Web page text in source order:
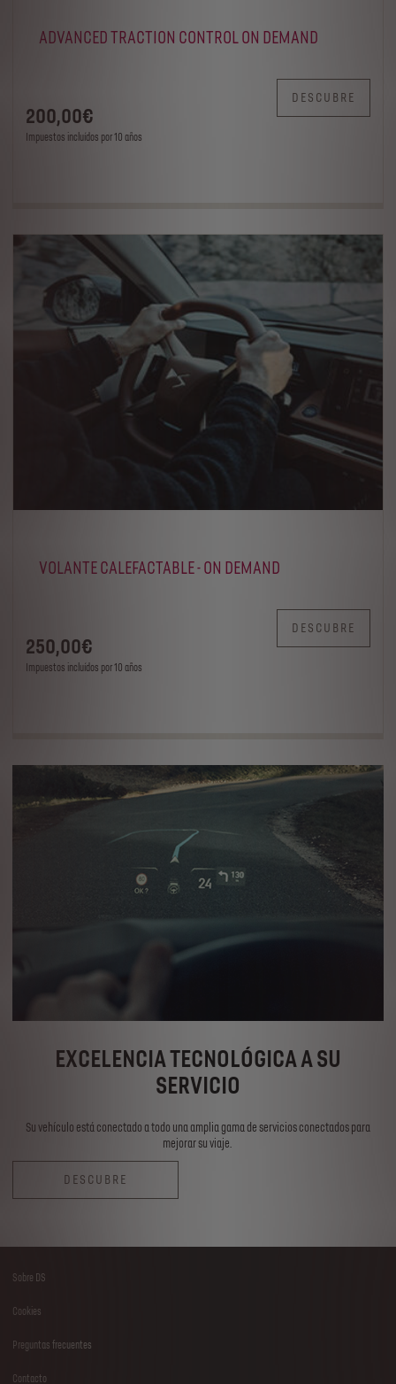
ADVANCED TRACTION CONTROL ON DEMAND
200,00€
Impuestos incluídos por 10 años
DESCUBRE
VOLANTE CALEFACTABLE - ON DEMAND
250,00€
Impuestos incluídos por 10 años
DESCUBRE
EXCELENCIA TECNOLÓGICA A SU
SERVICIO
Su vehículo está conectado a todo una amplia gama de servicios conectados para
mejorar su viaje.
DESCUBRE
Footer
Sobre DS
Cookies
Preguntas frecuentes
Contacto